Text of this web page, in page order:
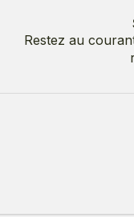
Restez au